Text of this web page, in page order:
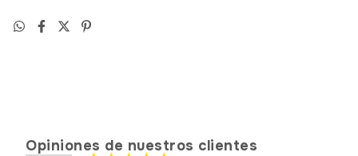
Opiniones de nuestros clientes